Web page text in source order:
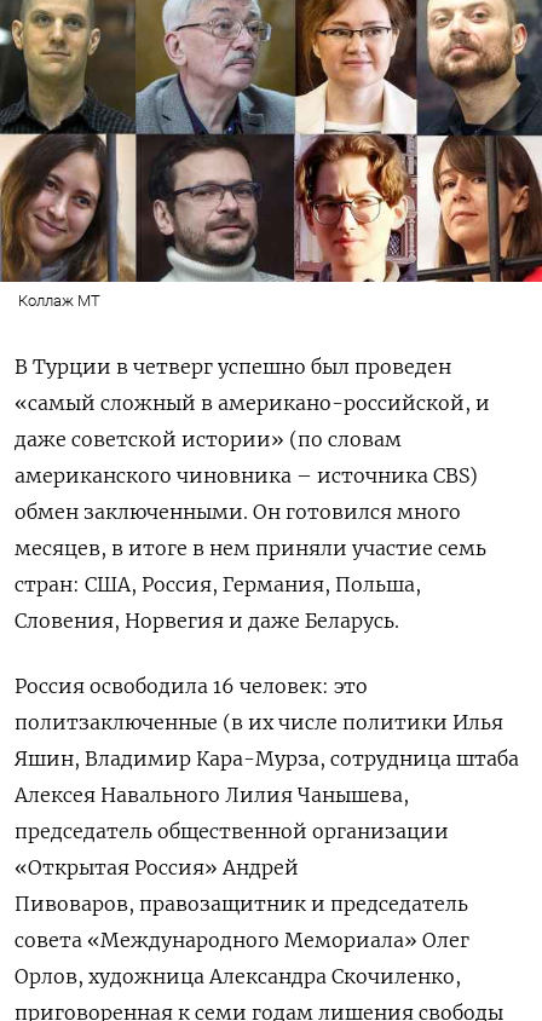
Коллаж МТ
В Турции в четверг успешно был проведен
«самый сложный в американо-российской, и
даже советской истории» (по словам
американского чиновника – источника CBS)
обмен заключенными. Он готовился много
месяцев, в итоге в нем приняли участие семь
стран: США, Россия, Германия, Польша,
Словения, Норвегия и даже Беларусь.
Россия освободила 16 человек: это
политзаключенные (в их числе политики Илья
Яшин, Владимир Кара-Мурза, сотрудница штаба
Алексея Навального Лилия Чанышева,
председатель общественной организации
«Открытая Россия» Андрей
Пивоваров, правозащитник и председатель
совета «Международного Мемориала» Олег
Орлов, художница Александра Скочиленко,
приговоренная к семи годам лишения свободы